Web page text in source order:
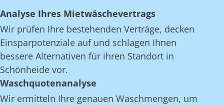
Analyse Ihres Mietwäschevertrags
Wir prüfen Ihre bestehenden Verträge, decken
Einsparpotenziale auf und schlagen Ihnen
bessere Alternativen für ihren Standort in
Schönheide vor.
Waschquotenanalyse
Wir ermitteln Ihre genauen Waschmengen, um